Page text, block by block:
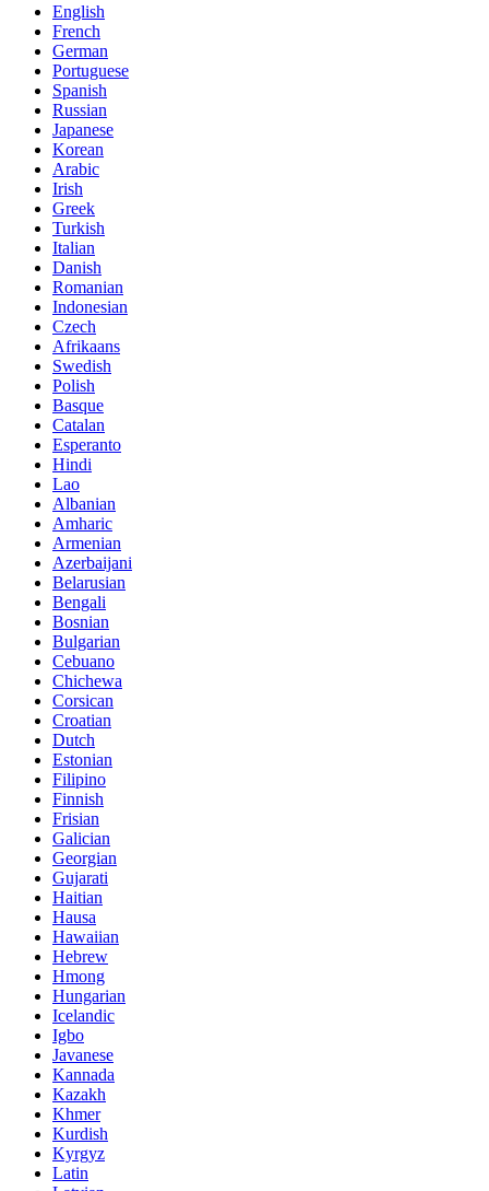
English
French
German
Portuguese
Spanish
Russian
Japanese
Korean
Arabic
Irish
Greek
Turkish
Italian
Danish
Romanian
Indonesian
Czech
Afrikaans
Swedish
Polish
Basque
Catalan
Esperanto
Hindi
Lao
Albanian
Amharic
Armenian
Azerbaijani
Belarusian
Bengali
Bosnian
Bulgarian
Cebuano
Chichewa
Corsican
Croatian
Dutch
Estonian
Filipino
Finnish
Frisian
Galician
Georgian
Gujarati
Haitian
Hausa
Hawaiian
Hebrew
Hmong
Hungarian
Icelandic
Igbo
Javanese
Kannada
Kazakh
Khmer
Kurdish
Kyrgyz
Latin